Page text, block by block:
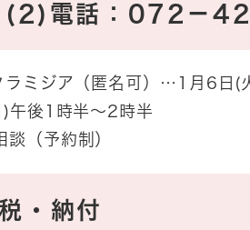
電話：072－
ラミジア（匿名可）…1月6日(
午後1時半～2時半
（予約制）
・納付​​